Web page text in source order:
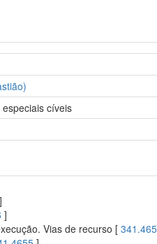
cíveis
]
]
Vias de recurso [341.465